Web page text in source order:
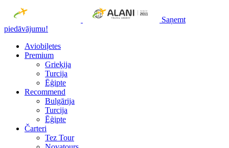
Saņemt
piedāvājumu!
Aviobiļetes
Premium
Grieķija
Turcija
Ēģipte
Recommend
Bulgārija
Turcija
Ēģipte
Čarteri
Tez Tour